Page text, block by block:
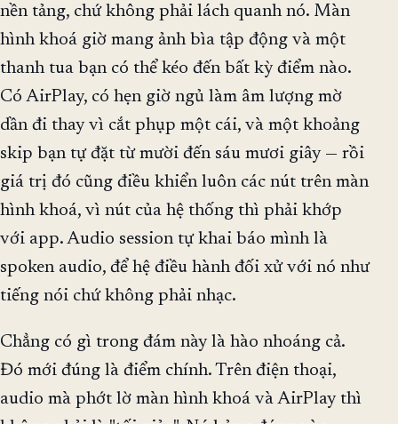
nền tảng, chứ không phải lách quanh nó. Màn
hình khoá giờ mang ảnh bìa tập động và một
thanh tua bạn có thể kéo đến bất kỳ điểm nào.
Có AirPlay, có hẹn giờ ngủ làm âm lượng mờ
dần đi thay vì cắt phụp một cái, và một khoảng
skip bạn tự đặt từ mười đến sáu mươi giây — rồi
giá trị đó cũng điều khiển luôn các nút trên màn
hình khoá, vì nút của hệ thống thì phải khớp
với app. Audio session tự khai báo mình là
spoken audio, để hệ điều hành đối xử với nó như
tiếng nói chứ không phải nhạc.
Chẳng có gì trong đám này là hào nhoáng cả.
Đó mới đúng là điểm chính. Trên điện thoại,
audio mà phớt lờ màn hình khoá và AirPlay thì